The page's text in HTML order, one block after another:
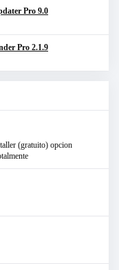
Pro 9.0
Pro 2.1.9
(gratuito) opcion